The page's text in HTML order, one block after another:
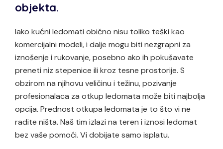
objekta.
Iako kućni ledomati obično nisu toliko teški kao
komercijalni modeli, i dalje mogu biti nezgrapni za
iznošenje i rukovanje, posebno ako ih pokušavate
preneti niz stepenice ili kroz tesne prostorije. S
obzirom na njihovu veličinu i težinu, pozivanje
profesionalaca za otkup ledomata može biti najbolja
opcija. Prednost otkupa ledomata je to što vi ne
radite ništa. Naš tim izlazi na teren i iznosi ledomat
bez vaše pomoći. Vi dobijate samo isplatu.